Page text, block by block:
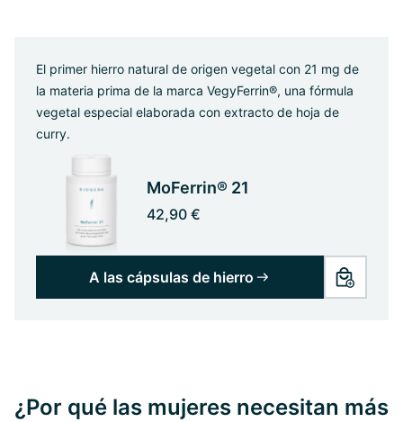
El primer hierro natural de origen vegetal con 21 mg de
la materia prima de la marca VegyFerrin®, una fórmula
vegetal especial elaborada con extracto de hoja de
curry.
MoFerrin® 21
42,90 €
A las cápsulas de hierro
¿Por qué las mujeres necesitan más